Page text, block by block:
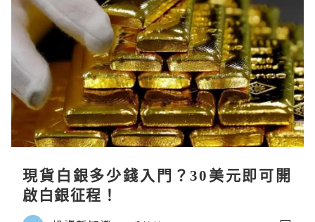
現貨白銀多少錢入門？30美元即可開
啟白銀征程！